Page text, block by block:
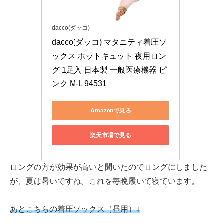
dacco(ダッコ)
dacco(ダッコ) マタニティ着圧ソ
ックス ホットキュット 夜用ロン
グ 1足入 日本製 一般医療機器 ピ
ンク M-L 94531
Amazonで見る
楽天市場で見る
ロングの方が効果が高いと聞いたのでロングにしました
が、夏は暑いですね。これを毎晩履いて寝ています。
あとこちらの着圧ソックス（昼用）↓